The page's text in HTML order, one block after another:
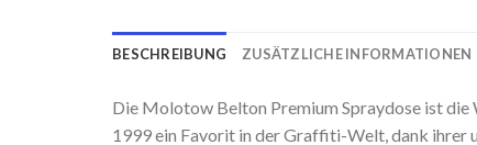
BESCHREIBUNG ZUSÄTZLICHE INFORMATIONEN
Die Molotow Belton Premium Spraydose ist
1999 ein Favorit in der Graffiti-Welt, dank ihrer